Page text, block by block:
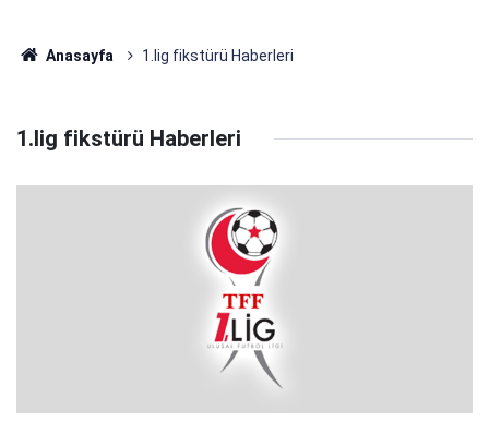
Anasayfa 1.lig fikstürü Haberleri
1.lig fikstürü Haberleri